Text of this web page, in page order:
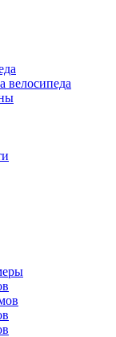
велосипеда